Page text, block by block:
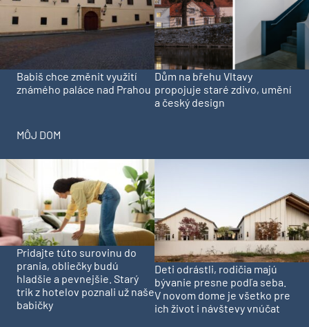
Babiš chce změnit využití
známého paláce nad Prahou
Dům na břehu Vltavy
propojuje staré zdivo, umění
a český design
MÔJ DOM
Pridajte túto surovinu do
prania, obliečky budú
hladšie a pevnejšie. Starý
trik z hotelov poznali už naše
babičky
Deti odrástli, rodičia majú
bývanie presne podľa seba.
V novom dome je všetko pre
ich život i návštevy vnúčat